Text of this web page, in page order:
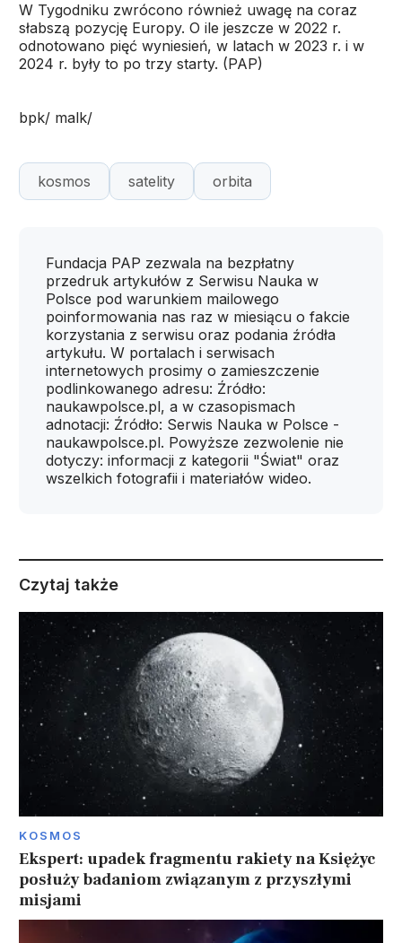
W Tygodniku zwrócono również uwagę na coraz
słabszą pozycję Europy. O ile jeszcze w 2022 r.
odnotowano pięć wyniesień, w latach w 2023 r. i w
2024 r. były to po trzy starty. (PAP)
bpk/ malk/
kosmos satelity orbita
Fundacja PAP zezwala na bezpłatny
przedruk artykułów z Serwisu Nauka w
Polsce pod warunkiem mailowego
poinformowania nas raz w miesiącu o fakcie
korzystania z serwisu oraz podania źródła
artykułu. W portalach i serwisach
internetowych prosimy o zamieszczenie
podlinkowanego adresu: Źródło:
naukawpolsce.pl, a w czasopismach
adnotacji: Źródło: Serwis Nauka w Polsce -
naukawpolsce.pl. Powyższe zezwolenie nie
dotyczy: informacji z kategorii "Świat" oraz
wszelkich fotografii i materiałów wideo.
Czytaj także
KOSMOS
Ekspert: upadek fragmentu rakiety na Księżyc
posłuży badaniom związanym z przyszłymi
misjami